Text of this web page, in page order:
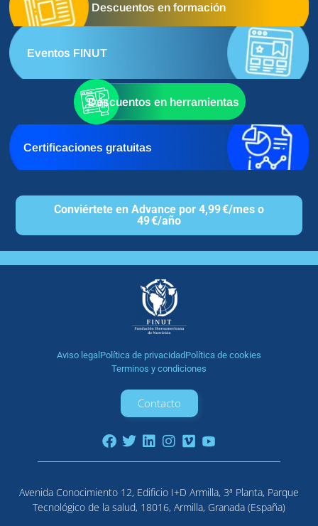
Descuentos en formación
Eventos FINUT
Descuentos en herramientas
Certificaciones gratuitas
Conviértete en Advance por 4,99 €/mes o
49 €/año
Aviso legal Política de privacidadPolítica de cookies
Terminos y condiciones
Contacto
Avenida Conocimiento 12, Edificio I+D Armilla, 3ª Planta, Parque
Tecnológico de la salud, 18016, Armilla, Granada (España)